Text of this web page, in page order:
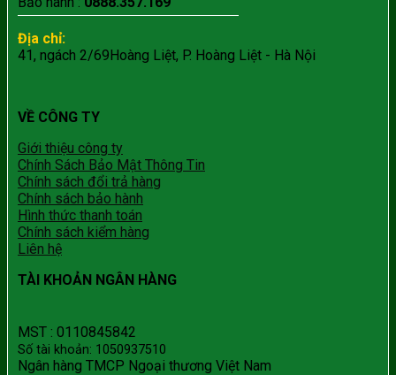
Địa chỉ:
41, ngách 2/69Hoàng Liệt, P. Hoàng Liệt - Hà Nội
VỀ CÔNG TY
Giới thiệu công ty
Chính Sách Bảo Mật Thông Tin
Chính sách đổi trả hàng
Chính sách bảo hành
Hình thức thanh toán
Chính sách kiểm hàng
Liên hệ
TÀI KHOẢN NGÂN HÀNG
MST : 0110845842
Số tài khoản: 1050937510
Ngân hàng TMCP Ngoại thương Việt Nam